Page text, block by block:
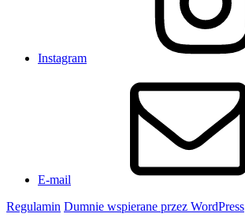
Instagram
E-mail
Regulamin Dumnie wspierane przez WordPress